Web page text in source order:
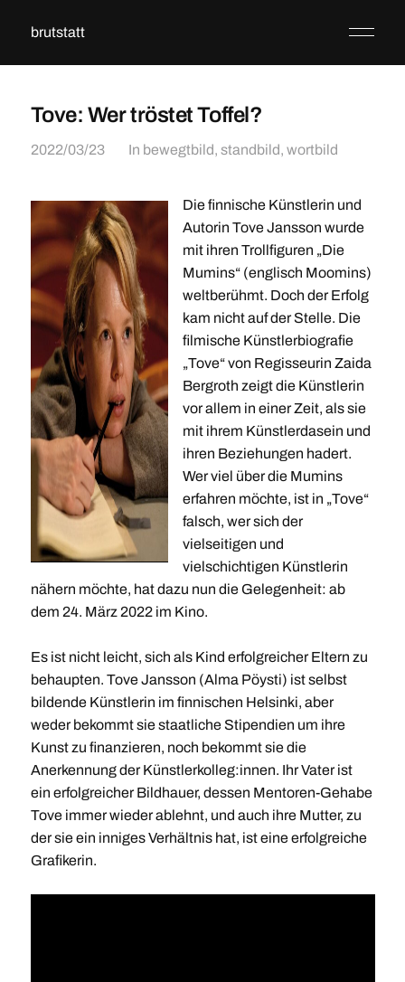
brutstatt
Tove: Wer tröstet Toffel?
2022/03/23 In bewegtbild, standbild, wortbild
Die finnische Künstlerin und
Autorin Tove Jansson wurde
mit ihren Trollfiguren „Die
Mumins“ (englisch Moomins)
weltberühmt. Doch der Erfolg
kam nicht auf der Stelle. Die
filmische Künstlerbiografie
„Tove“ von Regisseurin Zaida
Bergroth zeigt die Künstlerin
vor allem in einer Zeit, als sie
mit ihrem Künstlerdasein und
ihren Beziehungen hadert.
Wer viel über die Mumins
erfahren möchte, ist in „Tove“
falsch, wer sich der
vielseitigen und
vielschichtigen Künstlerin
nähern möchte, hat dazu nun die Gelegenheit: ab
dem 24. März 2022 im Kino.
Es ist nicht leicht, sich als Kind erfolgreicher Eltern zu
behaupten. Tove Jansson (Alma Pöysti) ist selbst
bildende Künstlerin im finnischen Helsinki, aber
weder bekommt sie staatliche Stipendien um ihre
Kunst zu finanzieren, noch bekommt sie die
Anerkennung der Künstlerkolleg:innen. Ihr Vater ist
ein erfolgreicher Bildhauer, dessen Mentoren-Gehabe
Tove immer wieder ablehnt, und auch ihre Mutter, zu
der sie ein inniges Verhältnis hat, ist eine erfolgreiche
Grafikerin.